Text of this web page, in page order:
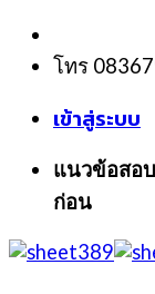
Skip
content
โทร
เข้าสู่ระบบ
แนวข้อสอ
ก่อน